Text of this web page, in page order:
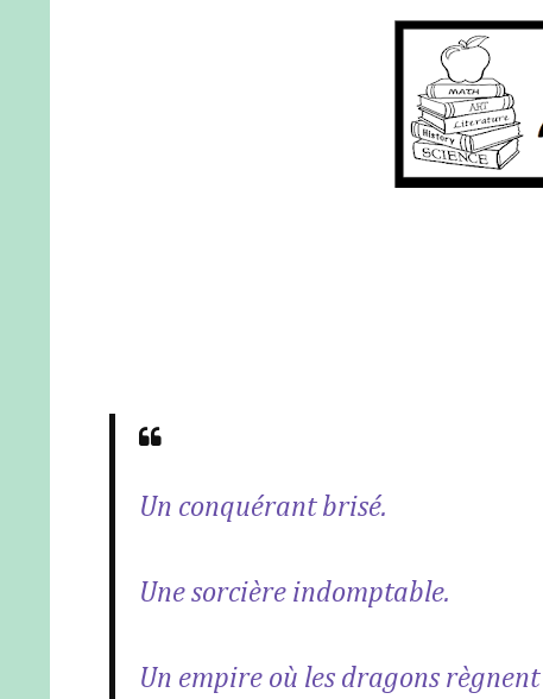
Un conquérant brisé.
Une sorcière indomptable.
Un empire où les dragons règnent